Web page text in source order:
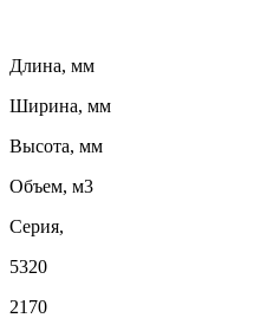
Длина, мм
Ширина, мм
Высота, мм
Объем, м3
Серия,
5320
2170